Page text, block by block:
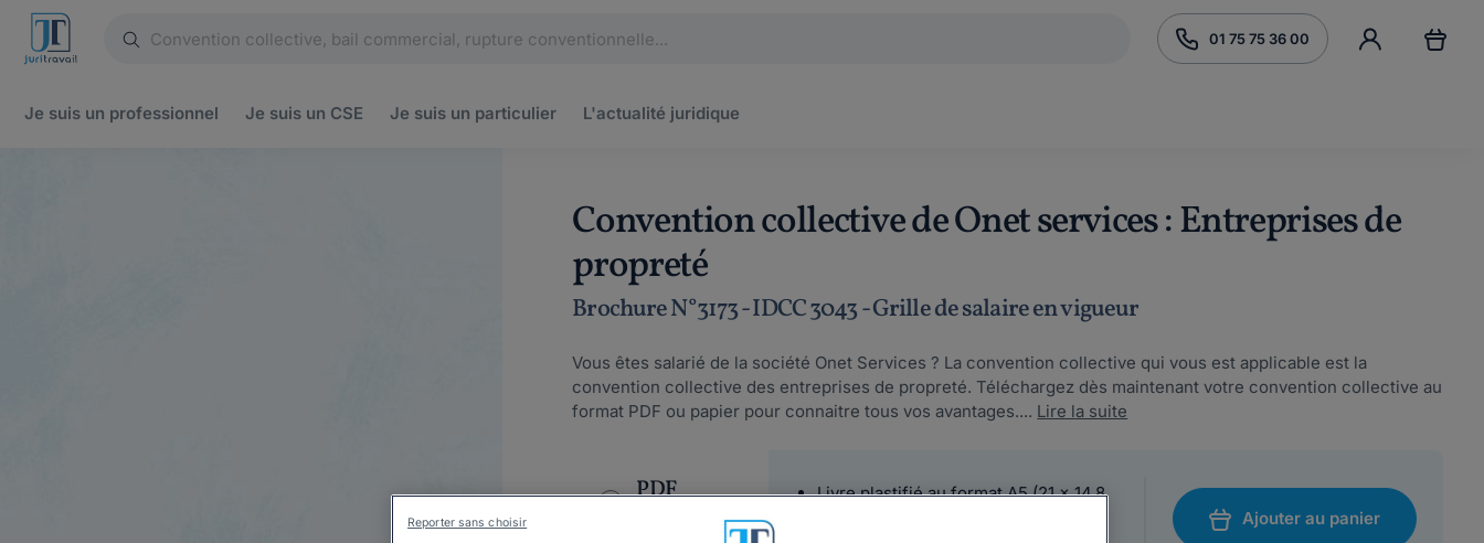
01 75 75 36 00
Je suis un professionnel Je suis un CSE Je suis un particulier L'actualité juridique
Convention collective de Onet services : Entreprises de
propreté
Brochure N°3173 - IDCC 3043 - Grille de salaire en vigueur
Vous êtes salarié de la société Onet Services ? La convention collective qui vous est applicable est la
convention collective des entreprises de propreté. Téléchargez dès maintenant votre convention collective au
format PDF ou papier pour connaitre tous vos avantages.... Lire la suite
PDF
Livre plastifié au format A5 (21 x 14,8
Ajouter au panier
Reporter sans choisir